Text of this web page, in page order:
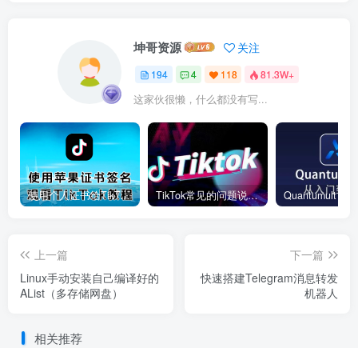
坤哥资源 关注
194 4 118 81.3W+
这家伙很懒，什么都没有写...
使用个人证书给TikTok签名安装(视频) TikTok常见的问题说明和解决方法
上一篇
Linux手动安装自己编译好的
AList（多存储网盘）
下一篇
快速搭建Telegram消息转发
机器人
相关推荐